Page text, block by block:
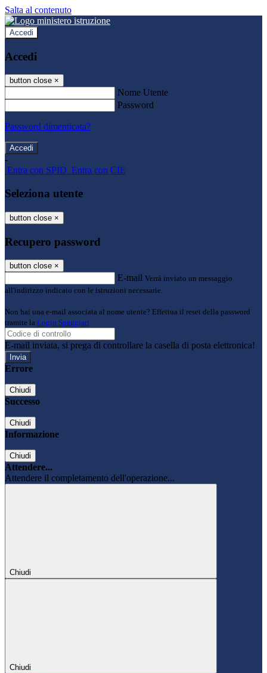
Salta al contenuto
Accedi
Accedi
button close ×
Nome Utente
Password
Password dimenticata?
-
Entra con SPID Entra con CIE
Seleziona utente
button close ×
Recupero password
button close ×
E-mail Verrà inviato un messaggio
all'indirizzo indicato con le istruzioni necessarie.
Non hai una e-mail associata al nome utente? Effettua il reset della password
tramite la Login Spaggiari
E-mail inviata, si prega di controllare la casella di posta elettronica!
Errore
Chiudi
Successo
Chiudi
Informazione
Chiudi
Attendere...
Attendere il completamento dell'operazione...
Chiudi
Chiudi